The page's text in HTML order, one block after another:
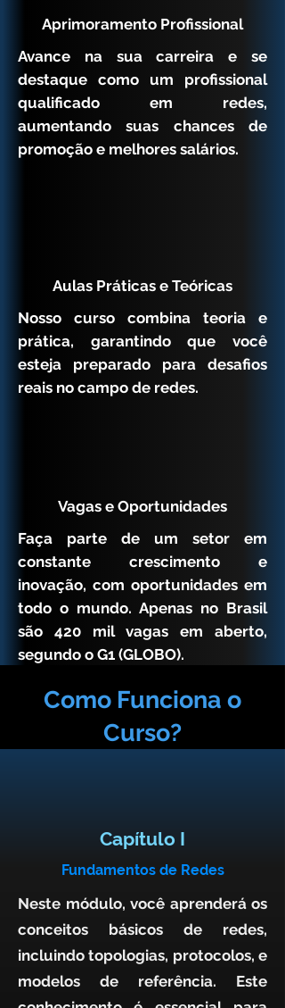
Aprimoramento Profissional
Avance na sua carreira e se
destaque como um profissional
qualificado em redes,
aumentando suas chances de
promoção e melhores salários.
Aulas Práticas e Teóricas
Nosso curso combina teoria e
prática, garantindo que você
esteja preparado para desafios
reais no campo de redes.
Vagas e Oportunidades
Faça parte de um setor em
constante crescimento e
inovação, com oportunidades em
todo o mundo. Apenas no Brasil
são 420 mil vagas em aberto,
segundo o G1 (GLOBO).
Como Funciona o
Curso?
Capítulo I
Fundamentos de Redes
Neste módulo, você aprenderá os
conceitos básicos de redes,
incluindo topologias, protocolos, e
modelos de referência. Este